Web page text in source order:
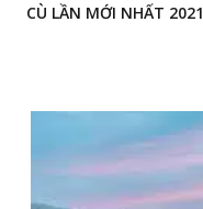
CÙ LẦN MỚI NHẤT 2021